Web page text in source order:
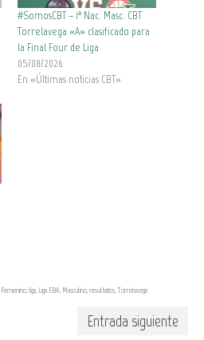
#SomosCBT – 1ª Nac. Masc. CBT
Torrelavega «A» clasificado para
la Final Four de Liga
05/08/2026
En «Últimas noticias CBT»
Femenino,liga, Liga EBA, Masculino,resultados,Torrelavega
Entrada siguiente